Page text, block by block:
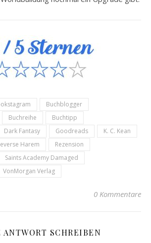
Buchblogger
Buchreihe
Buchtipp
Dark Fantasy Goodreads
K. C. Kean
Harem
Rezension
Saints Academy Damaged
VonMorgan Verlag
0 Kommentare
SCHREIBEN